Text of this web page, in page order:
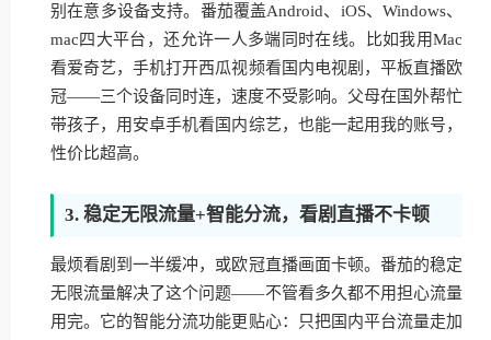
别在意多设备支持。番茄覆盖Android、iOS、Windows、
mac四大平台，还允许一人多端同时在线。比如我用Mac
看爱奇艺，手机打开西瓜视频看国内电视剧，平板直播欧
冠——三个设备同时连，速度不受影响。父母在国外帮忙
带孩子，用安卓手机看国内综艺，也能一起用我的账号，
性价比超高。
3. 稳定无限流量+智能分流，看剧直播不卡顿
最烦看剧到一半缓冲，或欧冠直播画面卡顿。番茄的稳定
无限流量解决了这个问题——不管看多久都不用担心流量
用完。它的智能分流功能更贴心：只把国内平台流量走加